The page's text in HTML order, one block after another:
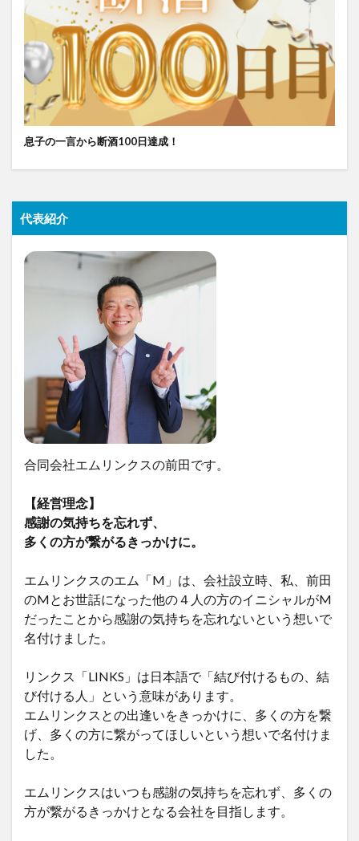
息子の一言から断酒100日達成！
代表紹介
合同会社エムリンクスの前田です。
【経営理念】
感謝の気持ちを忘れず、
多くの方が繋がるきっかけに。
エムリンクスのエム「M」は、会社設立時、私、前田
のMとお世話になった他の４人の方のイニシャルがM
だったことから感謝の気持ちを忘れないという想いで
名付けました。
リンクス「LINKS」は日本語で「結び付けるもの、結
び付ける人」という意味があります。
エムリンクスとの出逢いをきっかけに、多くの方を繋
げ、多くの方に繋がってほしいという想いで名付けま
した。
エムリンクスはいつも感謝の気持ちを忘れず、多くの
方が繋がるきっかけとなる会社を目指します。